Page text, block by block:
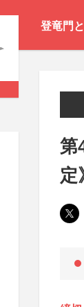
登竜門
第
定